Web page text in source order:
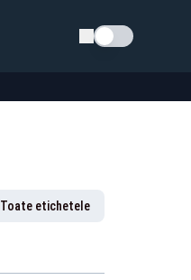
Schimba tema
Toate etichetele